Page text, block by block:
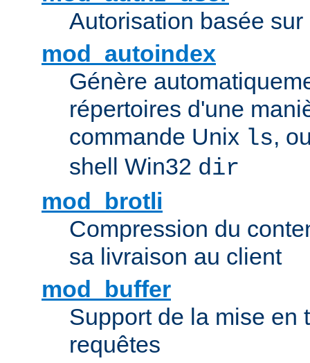
Autorisation basée
mod_autoindex
Génère
répertoires d'une
commande Unix ls,
shell Win32 dir
mod_brotli
Compression du
sa livraison au client
mod_buffer
Support de la mise en
requêtes